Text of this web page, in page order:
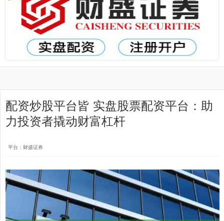
配资炒股平台皆 实盘股票配资平台：助
力投资者撬动财富杠杆
平台：财盛证券